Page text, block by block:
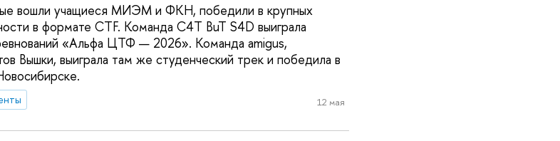
вошли учащиеся МИЭМ и ФКН, победили в крупных
в формате CTF. Команда C4T BuT S4D выиграла
«Альфа ЦТФ — 2026». Команда amigus,
Вышки, выиграла там же студенческий трек и победила в
12 мая